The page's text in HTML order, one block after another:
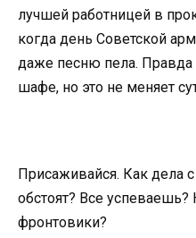
лучшей работницей в
когда день Советской
даже песню пела.
шафе, но это не меняет
Присаживайся. Как дела с
обстоят? Все
фронтовики?